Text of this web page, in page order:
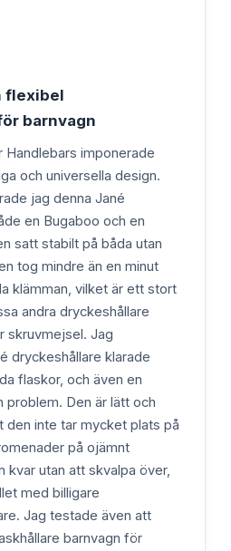
flexibel
barnvagn
imponerade
och universella design.
jag denna Jané
en Bugaboo och en
satt stabilt på båda utan
tog mindre än en minut
klämman, vilket är ett stort
andra dryckeshållare
skruvmejsel. Jag
dryckeshållare klarade
flaskor, och även en
problem. Den är lätt och
den inte tar mycket plats på
på ojämnt
kvar utan att skvalpa över,
med billigare
Jag testade även att
barnvagn för